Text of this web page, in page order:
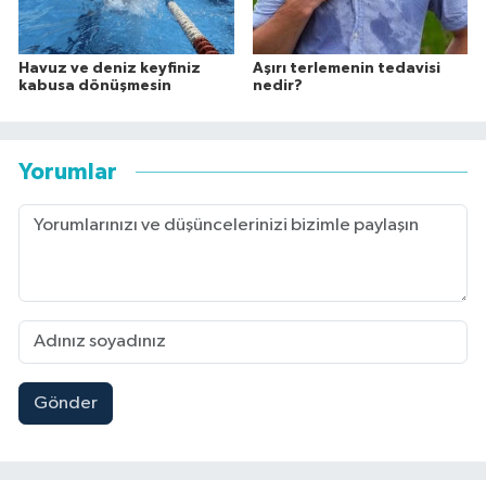
Havuz ve deniz keyfiniz
kabusa dönüşmesin
Aşırı terlemenin tedavisi
nedir?
Yorumlar
Gönder